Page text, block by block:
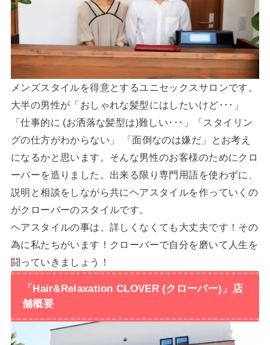
メンズスタイルを得意とするユニセックスサロンです。
大半の男性が「おしゃれな髪型にはしたいけど･･･」
「仕事的に (お洒落な髪型は)難しい･･･」「スタイリン
グの仕方がわからない」 「面倒なのは嫌だ」とお考え
になるかと思います。そんな男性のお客様のためにクロ
ーバーを造りました。出来る限り専門用語を使わずに、
説明と相談をしながら共にヘアスタイルを作っていくの
がクローバーのスタイルです。
ヘアスタイルの事は、詳しくなくても大丈夫です！その
為に私たちがいます！クローバーで自分を磨いて人生を
闘っていきましょう！
「Hair&Relaxation CLOVER (クローバー)」店
舗概要